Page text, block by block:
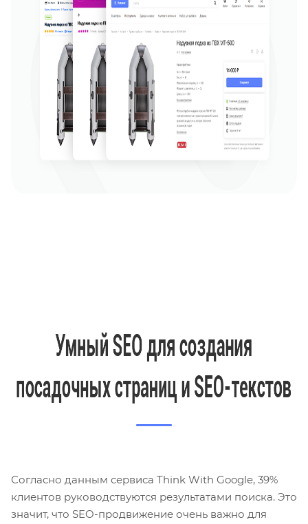
Согласно данным сервиса Think With Google, 39%
клиентов руководствуются результатами поиска. Это
значит, что SEO-продвижение очень важно для